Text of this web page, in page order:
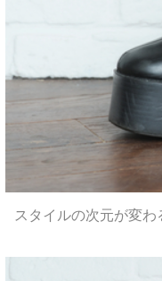
スタイルの次元が変